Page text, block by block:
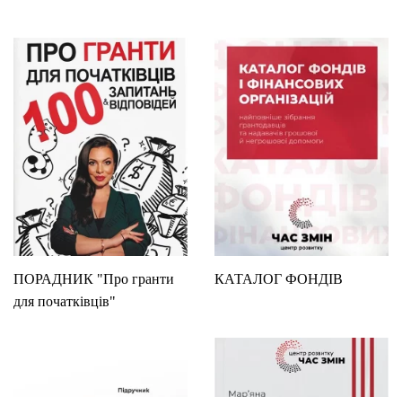
ПОРАДНИК "Про гранти
для початківців"
КАТАЛОГ ФОНДІВ